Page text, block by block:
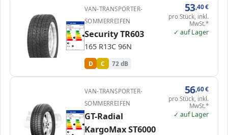
ENERG 437012
Security 221011635
165 R13C 96N C2
A
B
C
D
D
E
A
B
C C
D
E
72 dB
VAN-TRANSPORTER-
SOMMERREIFEN
Security TR603
165 R13C 96N
D C 72 dB
53,40€
pro Stück, inkl.
MwSt.*
✓ auf Lager
ENERG 1966350
GT-Radial 100AK002H
165 R13C 96N C2
A
B
C C
D
E
A
B
C C
D
E
VAN-TRANSPORTER-
SOMMERREIFEN
GT-Radial
KargoMax ST6000
56,60€
pro Stück, inkl.
MwSt.*
✓ auf Lager